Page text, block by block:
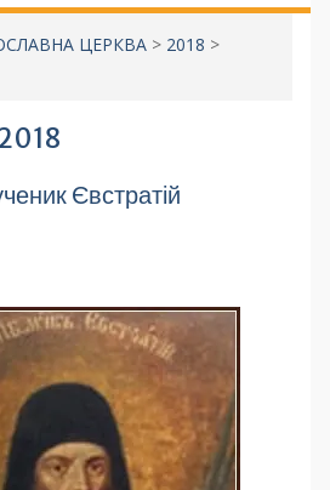
ЦЕРКВА> 2018 >
Євстратій